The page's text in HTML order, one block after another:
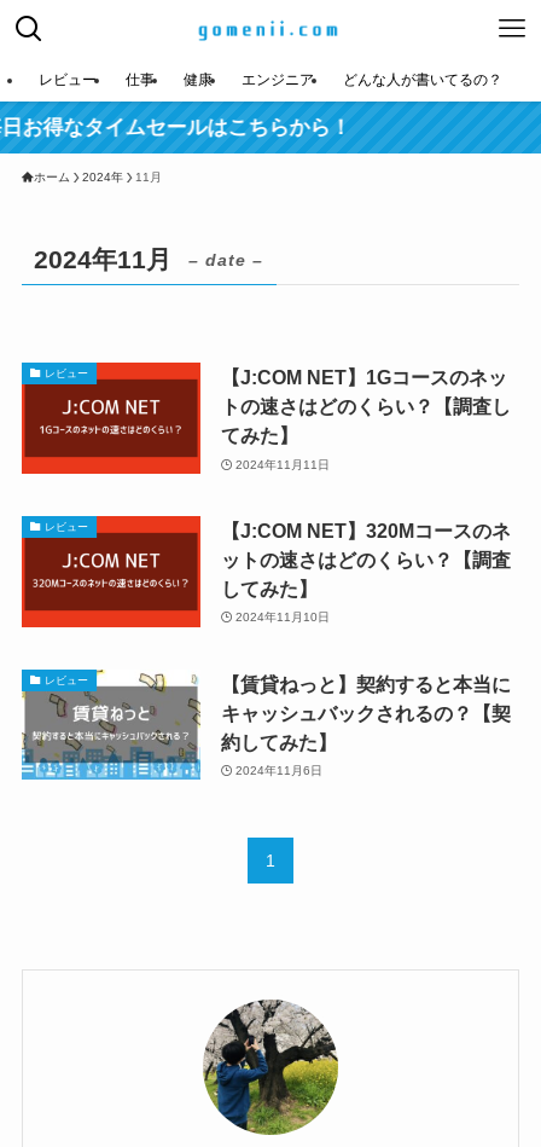
レビュー 仕事 健康 エンジニア どんな人が書いてるの？
得なタイムセールはこちらから！
ホーム 2024年 11月
2024年11月 – date –
レビュー
【J:COM NET】1Gコースのネッ
トの速さはどのくらい？【調査し
てみた】
2024年11月11日
レビュー
【J:COM NET】320Mコースのネ
ットの速さはどのくらい？【調査
してみた】
2024年11月10日
レビュー
【賃貸ねっと】契約すると本当に
キャッシュバックされるの？【契
約してみた】
2024年11月6日
1